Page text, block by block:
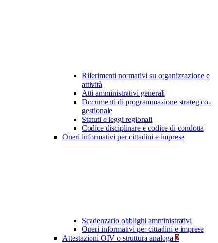
Riferimenti normativi su organizzazione e
attività
Atti amministrativi generali
Documenti di programmazione strategico-
gestionale
Statuti e leggi regionali
Codice disciplinare e codice di condotta
Oneri informativi per cittadini e imprese
Scadenzario obblighi amministrativi
Oneri informativi per cittadini e imprese
Attestazioni OIV o struttura analoga 2